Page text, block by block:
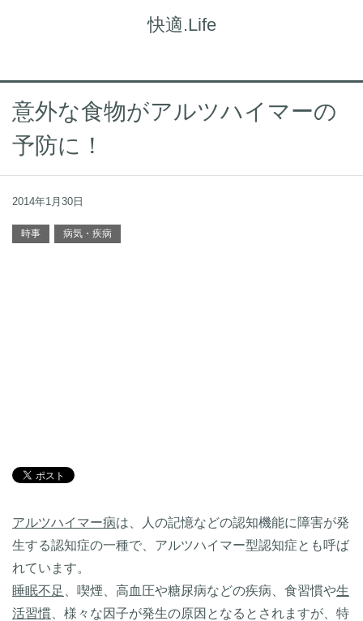
快適.Life
意外な食物がアルツハイマーの
予防に！
2014年1月30日
時事 病気・疾病
アルツハイマー病は、人の記憶などの認知機能に障害が発
生する認知症の一種で、アルツハイマー型認知症とも呼ば
れています。
睡眠不足
、喫煙、高血圧や糖尿病などの疾病、食習慣や生
活習慣 、様々な因子が発生の原因となるとされますが、特